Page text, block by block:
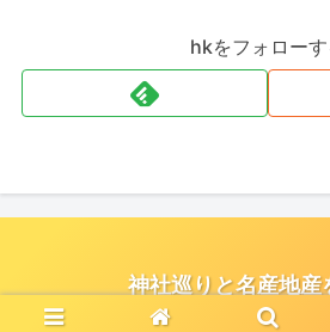
hkをフォローす
神社巡りと名産地産
© 2021 神社巡りと名産地